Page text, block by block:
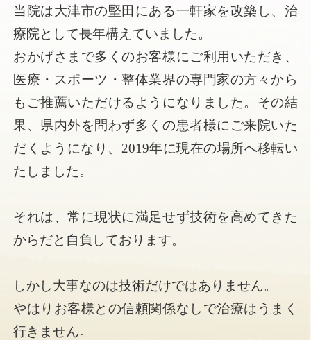
当院は大津市の堅田にある一軒家を改築し、治
療院として長年構えていました。
おかげさまで多くのお客様にご利用いただき、
医療・スポーツ・整体業界の専門家の方々から
もご推薦いただけるようになりました。その結
果、県内外を問わず多くの患者様にご来院いた
だくようになり、2019年に現在の場所へ移転い
たしました。
それは、常に現状に満足せず技術を高めてきた
からだと自負しております。
しかし大事なのは技術だけではありません。
やはりお客様との信頼関係なしで治療はうまく
行きません。